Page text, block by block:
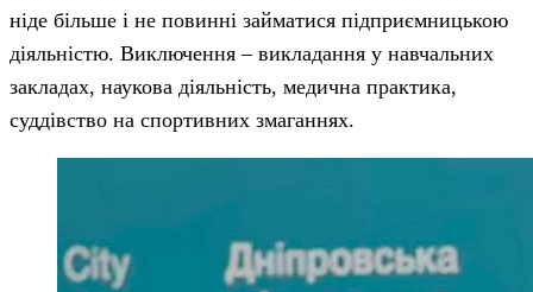
ніде більше і не повинні займатися підприємницькою
діяльністю. Виключення – викладання у навчальних
закладах, наукова діяльність, медична практика,
суддівство на спортивних змаганнях.